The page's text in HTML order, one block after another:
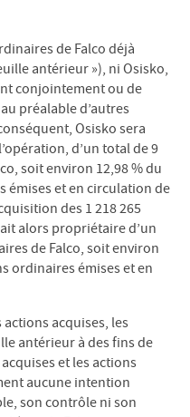
de Falco déjà
antérieur »), ni Osisko,
conjointement ou de
préalable d’autres
Osisko sera
d’un total de 9
soit environ 12,98 % du
émises et en circulation de
des 1 218 265
alors propriétaire d’un
de Falco, soit environ
ordinaires émises et en
acquises, les
antérieur à des fins de
et les actions
aucune intention
son contrôle ni son